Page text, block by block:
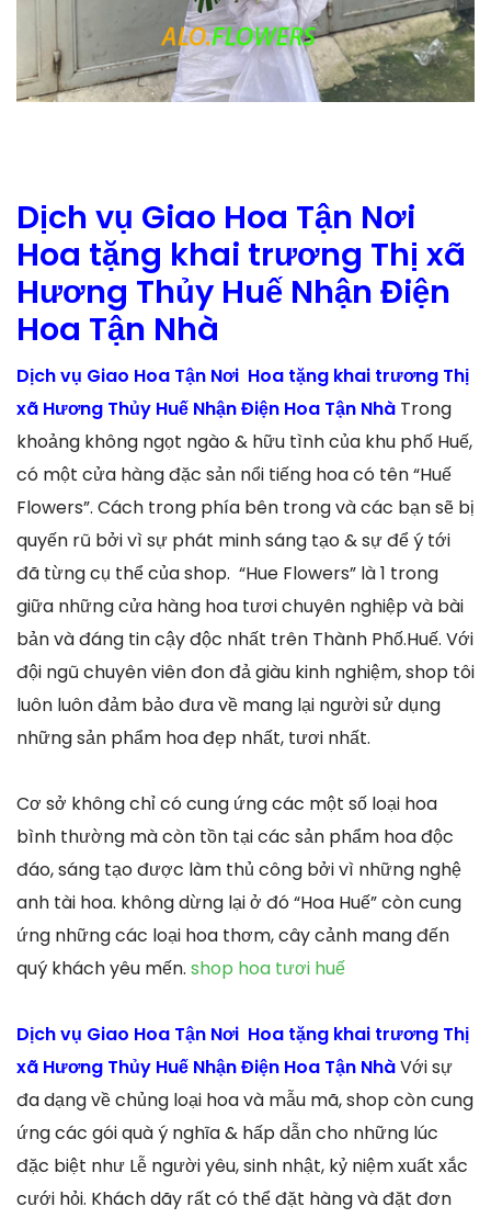
Dịch vụ Giao Hoa Tận Nơi
Hoa tặng khai trương Thị xã
Hương Thủy Huế Nhận Điện
Hoa Tận Nhà
Dịch vụ Giao Hoa Tận Nơi Hoa tặng khai trương Thị
xã Hương Thủy Huế Nhận Điện Hoa Tận Nhà Trong
khoảng không ngọt ngào & hữu tình của khu phố Huế,
có một cửa hàng đặc sản nổi tiếng hoa có tên “Huế
Flowers”. Cách trong phía bên trong và các bạn sẽ bị
quyến rũ bởi vì sự phát minh sáng tạo & sự để ý tới
đã từng cụ thể của shop. “Hue Flowers” là 1 trong
giữa những cửa hàng hoa tươi chuyên nghiệp và bài
bản và đáng tin cậy độc nhất trên Thành Phố.Huế. Với
đội ngũ chuyên viên đon đả giàu kinh nghiệm, shop tôi
luôn luôn đảm bảo đưa về mang lại người sử dụng
những sản phẩm hoa đẹp nhất, tươi nhất.
Cơ sở không chỉ có cung ứng các một số loại hoa
bình thường mà còn tồn tại các sản phẩm hoa độc
đáo, sáng tạo được làm thủ công bởi vì những nghệ
anh tài hoa. không dừng lại ở đó “Hoa Huế” còn cung
ứng những các loại hoa thơm, cây cảnh mang đến
quý khách yêu mến. shop hoa tươi huế
Dịch vụ Giao Hoa Tận Nơi Hoa tặng khai trương Thị
xã Hương Thủy Huế Nhận Điện Hoa Tận NhàVới sự
đa dạng về chủng loại hoa và mẫu mã, shop còn cung
ứng các gói quà ý nghĩa & hấp dẫn cho những lúc
đặc biệt như Lễ người yêu, sinh nhật, kỷ niệm xuất xắc
cưới hỏi. Khách dãy rất có thể đặt hàng và đặt đơn